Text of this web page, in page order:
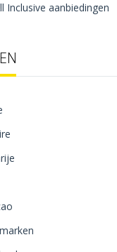
Inclusive aanbiedingen